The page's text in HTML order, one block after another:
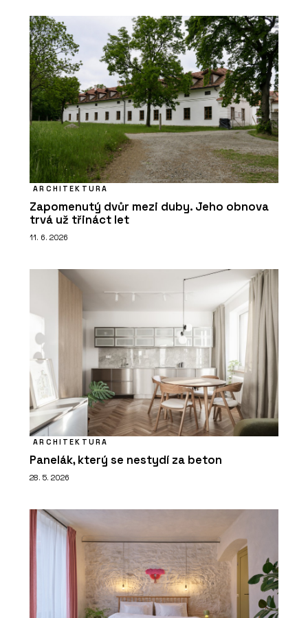
ARCHITEKTURA
Zapomenutý dvůr mezi duby. Jeho obnova
trvá už třináct let
11. 6. 2026
ARCHITEKTURA
Panelák, který se nestydí za beton
28. 5. 2026